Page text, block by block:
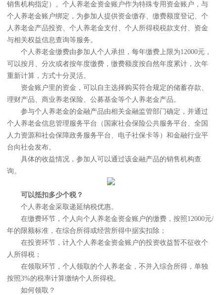
销售机构指定）。个人养老金资金账户作为特殊专用资金账户，与
个人养老金账户绑定，为参加人提供资金缴存、缴费额度登记、个
人养老金产品投资、个人养老金支付、个人所得税税款支付、资金
与相关权益信息查询等服务。
个人养老金缴费由参加人个人承担，每年缴费上限为12000元，
可以按月、分次或者按年度缴费，缴费额度按自然年度累计，次年
重新计算，方式十分灵活。
资金账户里的资金，可以自主选择购买符合规定的储蓄存款、
理财产品、商业养老保险、公募基金等个人养老金产品。
参与个人养老金的金融产品由相关金融监管部门确定，并通过
个人养老金信息管理服务平台（国家社会保险公共服务平台、全国
人力资源和社会保障政务服务平台、电子社保卡等）和金融行业平
台向社会发布。
具体的收益情况，参加人可以通过该金融产品的销售机构查
询。
可以抵扣多少个税？
个人养老金采取递延纳税优惠。
在缴费环节，个人向个人养老金资金账户的缴费，按照12000元/
年的限额标准，在综合所得或经营所得中据实扣除；
在投资环节，计入个人养老金资金账户的投资收益暂不征收个
人所得税；
在领取环节，个人领取的个人养老金，不并入综合所得，单独
按照3%的税率计算缴纳个人所得税。
如何领取？